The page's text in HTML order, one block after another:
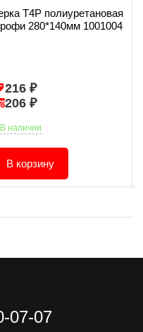
T4P полиуретановая
280*140мм 1001004
216 ₽
206 ₽
В наличии
В корзину
07-07